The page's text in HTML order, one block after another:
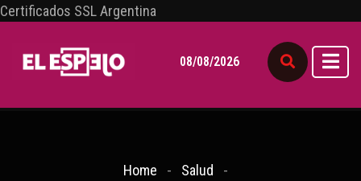
Certificados SSL Argentina
08/08/2026
Home
Salud